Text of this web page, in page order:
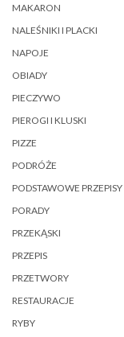
MAKARON
NALEŚNIKI I PLACKI
NAPOJE
OBIADY
PIECZYWO
PIEROGI I KLUSKI
PIZZE
PODRÓŻE
PODSTAWOWE PRZEPISY
PORADY
PRZEKĄSKI
PRZEPIS
PRZETWORY
RESTAURACJE
RYBY